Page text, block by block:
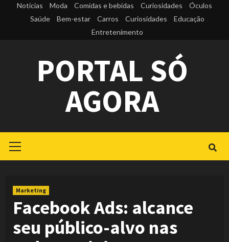
Notícias Moda Comidas e bebidas Curiosidades
Óculos
Saúde
Bem-estar Carros Curiosidades
Educação
Entretenimento
PORTAL SÓ
AGORA
Menu
Marketing
Facebook Ads: alcance
seu público-alvo nas